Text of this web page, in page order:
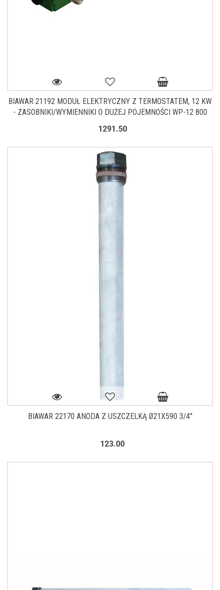
BIAWAR 21192 MODUŁ ELEKTRYCZNY Z TERMOSTATEM, 12 KW
- ZASOBNIKI/WYMIENNIKI O DUŻEJ POJEMNOŚCI WP-12 800
1291.50
BIAWAR 22170 ANODA Z USZCZELKĄ Ø21X590 3/4"
123.00